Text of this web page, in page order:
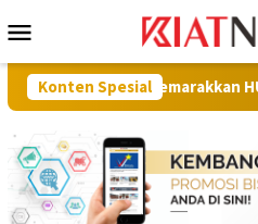
ke
Mobile
Konten Spesial
Semarakkan HUT Muna dan RI